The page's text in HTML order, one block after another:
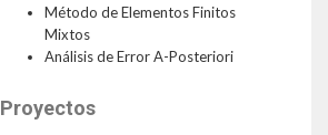
Método de Elementos Finitos
Mixtos
Análisis de Error A-Posteriori
Proyectos